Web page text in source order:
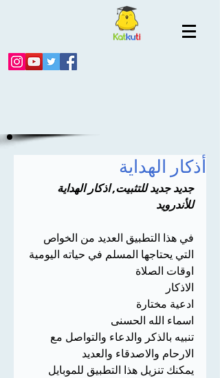
أذكار الهداية
جديد جديد للتثبيت, اذكار الهداية
للأندرويد
في هذا التطبيق العديد من الخواص
التي يحتاجها المسلم في حياته اليومية
اوقات الصلاة
الاذكار
ادعية مختارة
اسماء الله الحسنى
تنبيه بالذكر والدعاء والتواصل مع
الارحام والاصدقاء والعديد
يمكنك تنزيل هذا التطبيق للموبايل